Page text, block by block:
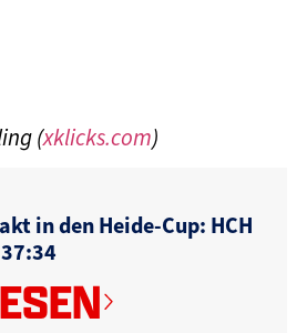
(xklicks.com)
in den Heide-Cup: HCH